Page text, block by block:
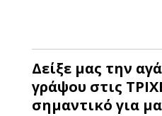
Δείξε μας την
γράψου στις
σημαντικό για